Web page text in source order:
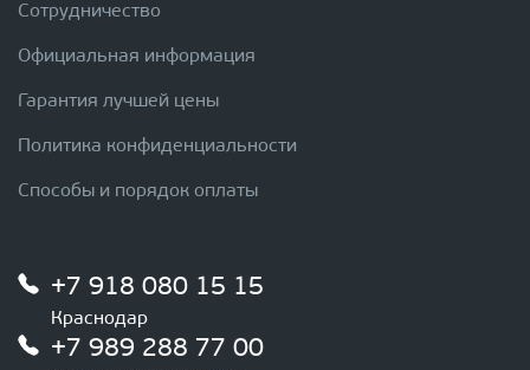
Сотрудничество
Официальная информация
Гарантия лучшей цены
Политика конфиденциальности
Способы и порядок оплаты
+7 918 080 15 15
Краснодар
+7 989 288 77 00